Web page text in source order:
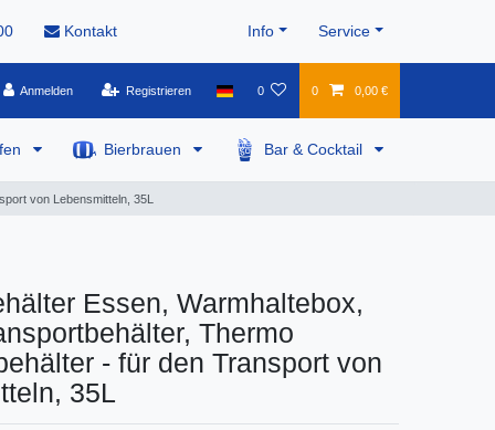
Kontakt Info Service
Anmelden Registrieren 0 0 0,00 €
Bierbrauen Bar & Cocktail
von Lebensmitteln, 35L
Essen, Warmhaltebox,
Thermo
- für den Transport von
35L